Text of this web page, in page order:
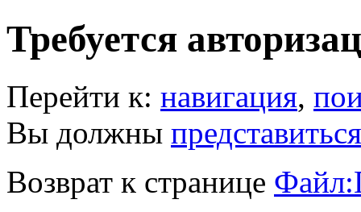
Требуется
Перейти к: навигация,
Вы должны представиться
Возврат к странице